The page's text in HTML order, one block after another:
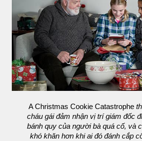
A Christmas Cookie Catastrophe
cháu gái đảm nhận vị trí giám đốc
bánh quy của người bà quá cố, và
khó khăn hơn khi ai đó đánh cắp